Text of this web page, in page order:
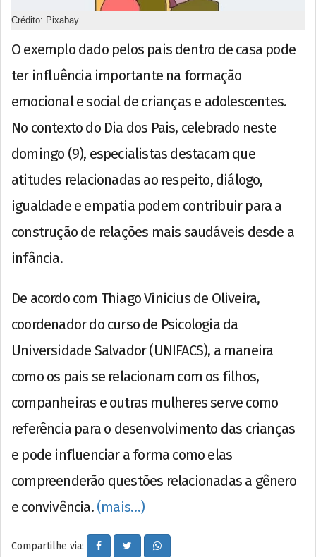
Crédito: Pixabay
O exemplo dado pelos pais dentro de casa pode
ter influência importante na formação
emocional e social de crianças e adolescentes.
No contexto do Dia dos Pais, celebrado neste
domingo (9), especialistas destacam que
atitudes relacionadas ao respeito, diálogo,
igualdade e empatia podem contribuir para a
construção de relações mais saudáveis desde a
infância.
De acordo com Thiago Vinicius de Oliveira,
coordenador do curso de Psicologia da
Universidade Salvador (UNIFACS), a maneira
como os pais se relacionam com os filhos,
companheiras e outras mulheres serve como
referência para o desenvolvimento das crianças
e pode influenciar a forma como elas
compreenderão questões relacionadas a gênero
e convivência. (mais…)
Compartilhe via: